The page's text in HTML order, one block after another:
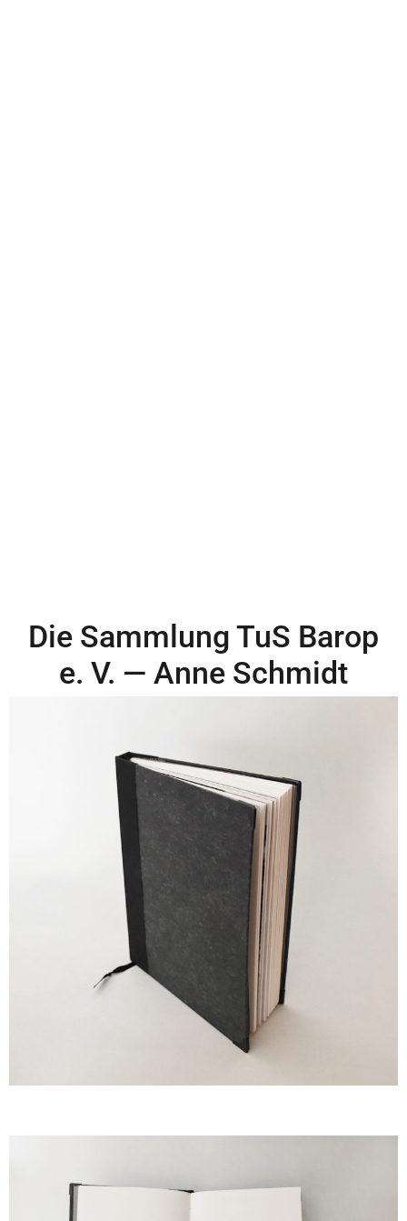
Die Sammlung TuS Barop
e. V. — Anne Schmidt